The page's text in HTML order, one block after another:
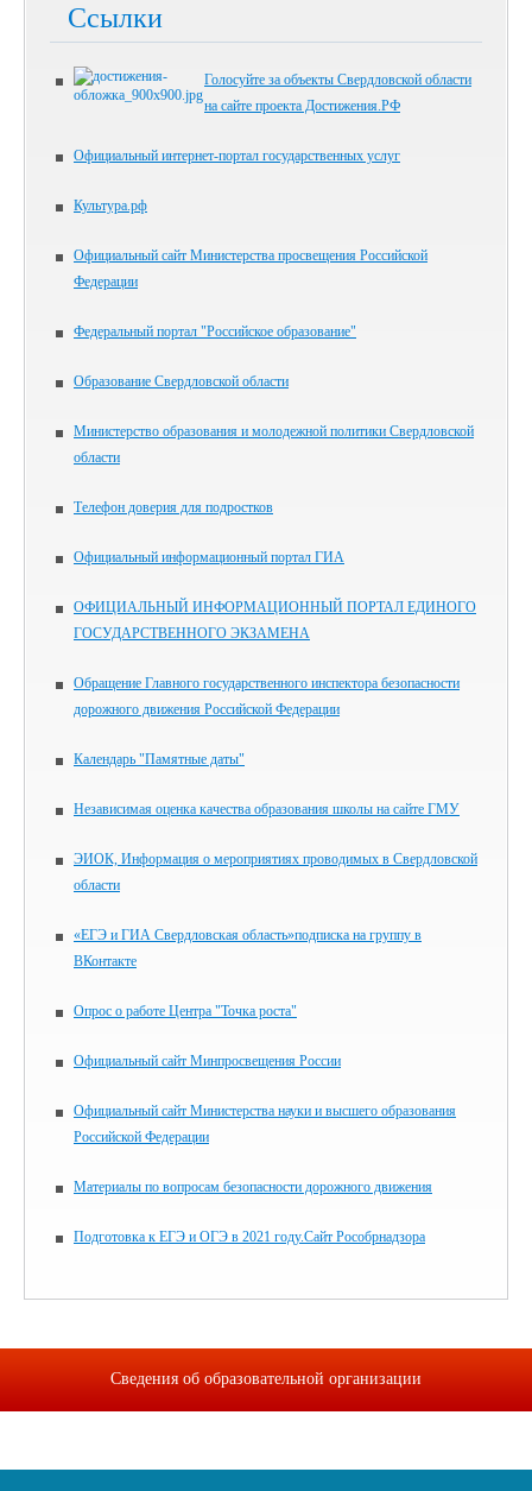
Ссылки
Голосуйте за объекты Свердловской области
на сайте проекта Достижения.РФ
Официальный интернет-портал государственных услуг
Культура.рф
Официальный сайт Министерства просвещения Российской
Федерации
Федеральный портал "Российское образование"
Образование Свердловской области
Министерство образования и молодежной политики Свердловской
области
Телефон доверия для подростков
Официальный информационный портал ГИА
ОФИЦИАЛЬНЫЙ ИНФОРМАЦИОННЫЙ ПОРТАЛ ЕДИНОГО
ГОСУДАРСТВЕННОГО ЭКЗАМЕНА
Обращение Главного государственного инспектора безопасности
дорожного движения Российской Федерации
Календарь "Памятные даты"
Независимая оценка качества образования школы на сайте ГМУ
ЭИОК, Информация о мероприятиях проводимых в Свердловской
области
«ЕГЭ и ГИА Свердловская область»подписка на группу в
ВКонтакте
Опрос о работе Центра "Точка роста"
Официальный сайт Минпросвещения России
Официальный сайт Министерства науки и высшего образования
Российской Федерации
Материалы по вопросам безопасности дорожного движения
Подготовка к ЕГЭ и ОГЭ в 2021 году.Сайт Рособрнадзора
Сведения об образовательной организации